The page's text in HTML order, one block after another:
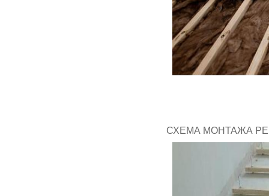
СХЕМА МОНТАЖА